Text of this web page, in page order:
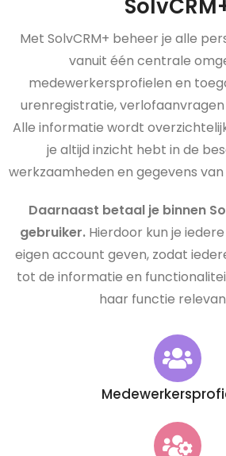
Met SolvCRM+ beheer je alle
vanuit één centrale
medewerkersprofielen en
urenregistratie,
Alle informatie wordt
je altijd inzicht hebt in de
werkzaamheden en gegevens
Daarnaast betaal je binnen
gebruiker. Hierdoor kun je
eigen account geven, zodat
tot de informatie en
haar functie